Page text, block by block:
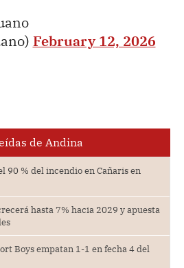
February 12, 2026
de Andina
90 % del incendio en Cañaris en
hasta 7% hacia 2029 y apuesta
Boys empatan 1-1 en fecha 4 del